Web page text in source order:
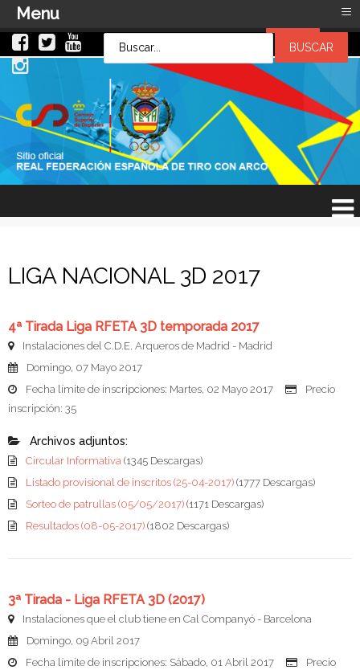
LIGA NACIONAL 3D 2017
4ª Tirada Liga RFETA 3D temporada 2017
Instalaciones del C.D.E. Arqueros de Madrid - Madrid
Domingo, 07 Mayo 2017
Fecha límite de inscripciones: Martes, 02 Mayo 2017
Precio
inscripción: 35
Archivos adjuntos:
Circular Informativa (1345 Descargas)
Listado provisional de inscritos (25-04-2017) (1777 Descargas)
Sorteo de patrullas (05/05/2017) (1171 Descargas)
Resultados (08-05-2017) (1802 Descargas)
3ª Tirada - Liga RFETA 3D (2017)
Instalaciones que el club tiene en Cal Companyó - Barcelona
Domingo, 09 Abril 2017
Fecha límite de inscripciones: Sábado, 01 Abril 2017
Precio
LOG INOR
Contraseña
Recuérdeme
Menu ≡